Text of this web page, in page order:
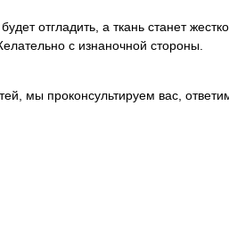
отгладить, а ткань станет
с изнаночной стороны.
мы проконсультируем вас,